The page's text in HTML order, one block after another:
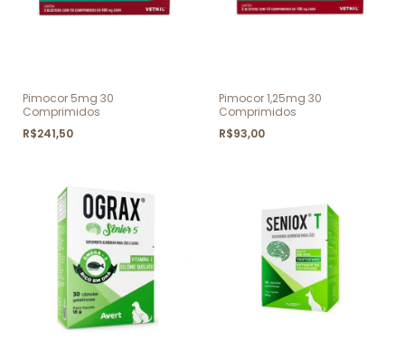
Pimocor 5mg 30
Comprimidos
R$241,50
Pimocor 1,25mg 30
Comprimidos
R$93,00